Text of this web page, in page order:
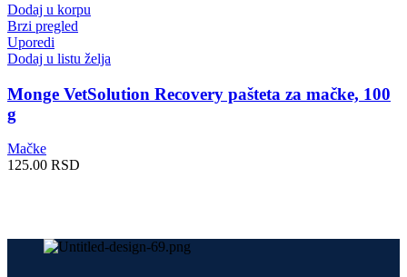
Dodaj u korpu
Brzi pregled
Uporedi
Dodaj u listu želja
Monge VetSolution Recovery pašteta za mačke, 100
g
Mačke
125.00 RSD